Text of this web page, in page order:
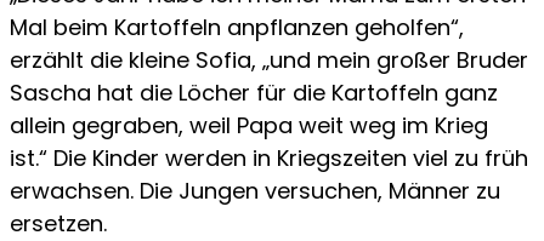
Mal beim Kartoffeln anpflanzen geholfen“,
erzählt die kleine Sofia, „und mein großer Bruder
Sascha hat die Löcher für die Kartoffeln ganz
allein gegraben, weil Papa weit weg im Krieg
ist.“ Die Kinder werden in Kriegszeiten viel zu früh
erwachsen. Die Jungen versuchen, Männer zu
ersetzen.